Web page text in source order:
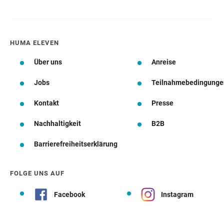
HUMA ELEVEN
Über uns Anreise
Jobs
Kontakt Presse
Nachhaltigkeit B2B
Barrierefreiheitserklärung
FOLGE UNS AUF
Facebook Instagram